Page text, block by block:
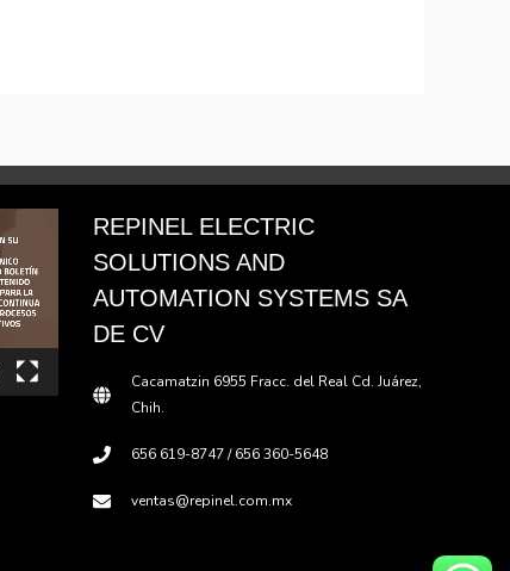
REPINEL ELECTRIC
SOLUTIONS AND
AUTOMATION SYSTEMS SA
DE CV
Cacamatzin 6955 Fracc. del Real Cd. Juárez,
Chih.
656 619-8747 / 656 360-5648
ventas@repinel.com.mx